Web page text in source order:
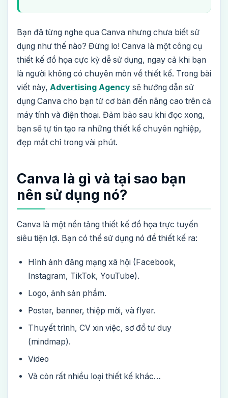
Bạn đã từng nghe qua Canva nhưng chưa biết sử
dụng như thế nào? Đừng lo! Canva là một công cụ
thiết kế đồ họa cực kỳ dễ sử dụng, ngay cả khi bạn
là người không có chuyên môn về thiết kế. Trong bài
viết này, Advertising Agency sẽ hướng dẫn sử
dụng Canva cho bạn từ cơ bản đến nâng cao trên cả
máy tính và điện thoại. Đảm bảo sau khi đọc xong,
bạn sẽ tự tin tạo ra những thiết kế chuyên nghiệp,
đẹp mắt chỉ trong vài phút.
Canva là gì và tại sao bạn
nên sử dụng nó?
Canva là một nền tảng thiết kế đồ họa trực tuyến
siêu tiện lợi. Bạn có thể sử dụng nó để thiết kế ra:
Hình ảnh đăng mạng xã hội (Facebook,
Instagram, TikTok, YouTube).
Logo, ảnh sản phẩm.
Poster, banner, thiệp mời, và flyer.
Thuyết trình, CV xin việc, sơ đồ tư duy
(mindmap).
Video
Và còn rất nhiều loại thiết kế khác…